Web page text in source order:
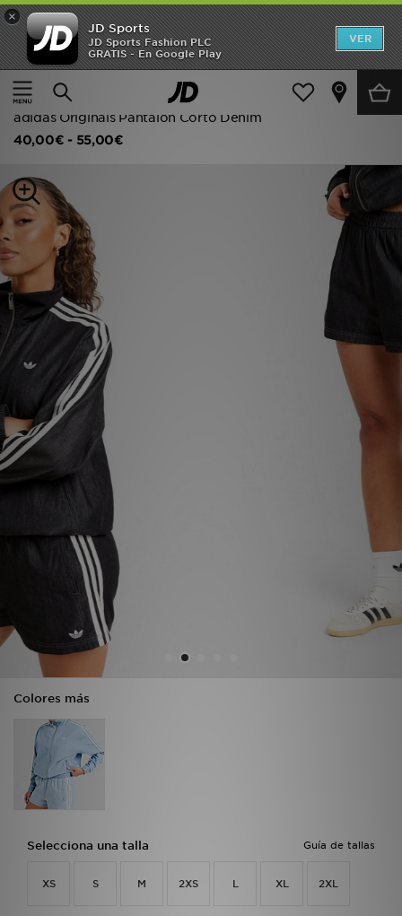
×
JD Sports
JD Sports Fashion PLC
GRATIS - En Google Play
VER
Página principal
Mujer
Ropa de mujer
adidas Originals Pantalón Corto Denim
40,00€ - 55,00€
Colores más
Guía de tallas
Selecciona una talla
XS S M 2XS L XL 2XL
Hombre
Mujer
Niños
Estilo
Ver Marcas
Deportes & Fitness
JD Fútbol
Ofertas
TARJETA REGALO
MI JD